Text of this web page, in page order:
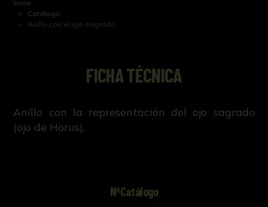
Inicio
Catálogo
Anillo con el ojo sagrado
FICHA TÉCNICA
Anillo con la representación del ojo sagrado
(ojo de Horus).
NºCatálogo